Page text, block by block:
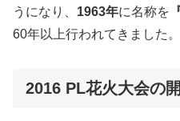
うになり、 1963年に名称を
60年以上行われてきました。
2016 PL花火大会の